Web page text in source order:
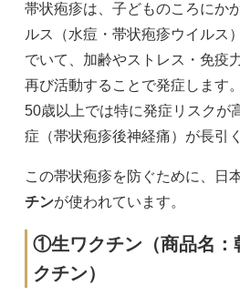
帯状疱疹は、子どものころにか
ルス（水痘・帯状疱疹ウイルス
でいて、加齢やストレス・免疫
再び活動することで発症します。
50歳以上では特に発症リスクが
症（帯状疱疹後神経痛）が長引
この帯状疱疹を防ぐために、日
チンが使われています。
①生ワクチン（商品名：
クチン）